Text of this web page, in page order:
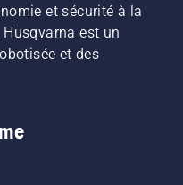
et sécurité à la
est un
et des